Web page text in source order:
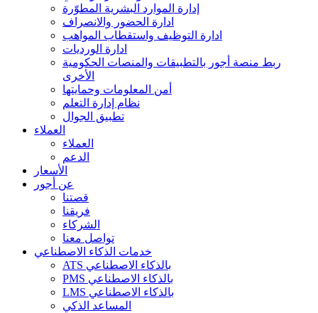
إدارة الموارد البشرية المطوّرة
ادارة الحضور والانصراف
ادارة التوظيف واستقطاب المواهب
ادارة الورديات
ربط منصة أجور بالتطبيقات والمنصات الحكومية
الأخرى
أمن المعلومات وحمايتها
نظام إدارة التعلم
تطبيق الجوال
العملاء
العملاء
الدعم
الأسعار
عن أجور
قصتنا
فريقنا
الشركاء
تواصل معنا
خدمات الذكاء الاصطناعي
ATS بالذكاء الاصطناعي
PMS بالذكاء الاصطناعي
LMS بالذكاء الاصطناعي
المساعد الذكي